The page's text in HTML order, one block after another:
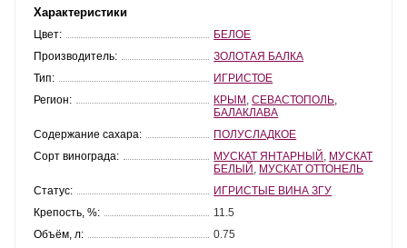
Характеристики
Цвет:
БЕЛОЕ
Производитель:
ЗОЛОТАЯ БАЛКА
Тип:
ИГРИСТОЕ
Регион:
КРЫМ ,СЕВАСТОПОЛЬ
БАЛАКЛАВА
Содержание сахара:
ПОЛУСЛАДКОЕ
Сорт винограда:
МУСКАТ ЯНТАРНЫЙ МУСКАТ
БЕЛЫЙ МУСКАТ ОТТОНЕЛЬ
Статус:
ИГРИСТЫЕ ВИНА ЗГУ
Крепость, %:
11.5
Объём, л:
0.75